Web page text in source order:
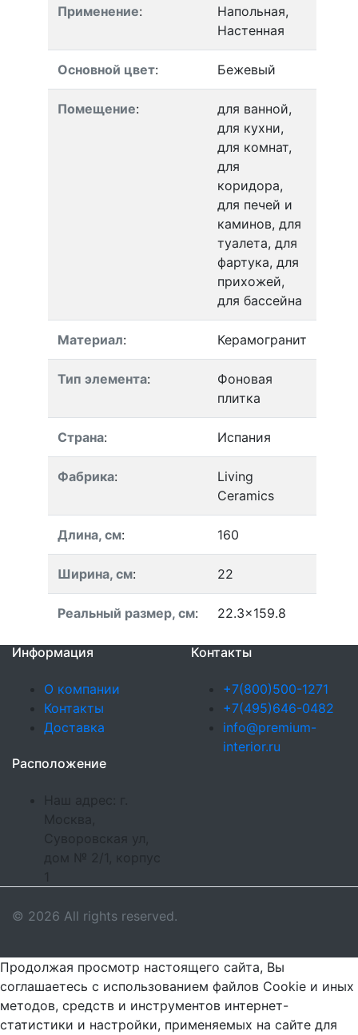
Применение:
Напольная,
Настенная
Основной цвет: Бежевый
Помещение:
для ванной,
для кухни,
для комнат,
для
коридора,
для печей и
каминов, для
туалета, для
фартука, для
прихожей,
для бассейна
Материал: Керамогранит
Тип элемента:
Фоновая
плитка
Страна: Испания
Фабрика:
Living
Ceramics
Длина, см: 160
Ширина, см: 22
Реальный размер, см: 22.3x159.8
Информация
О компании
Контакты
Доставка
Контакты
+7(800)500-1271
+7(495)646-0482
info@premium-
interior.ru
Расположение
Наш адрес: г.
Москва,
Суворовская ул,
дом № 2/1, корпус
© 2026 All rights reserved.
Продолжая просмотр настоящего сайта, Вы
соглашаетесь с использованием файлов Cookie и иных
методов, средств и инструментов интернет-
статистики и настройки, применяемых на сайте для